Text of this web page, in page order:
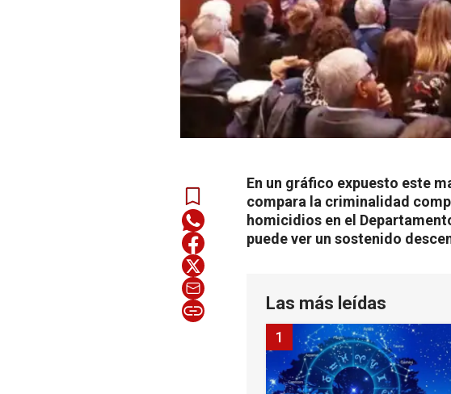
En un gráfico expuesto este
compara la criminalidad
homicidios en el
puede ver un sostenido
Las más leídas
1